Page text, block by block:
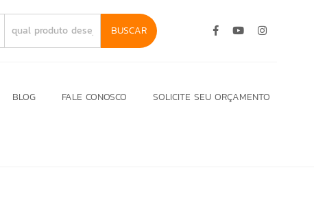
BUSCAR
BLOG FALE CONOSCO SOLICITE SEU ORÇAMENTO